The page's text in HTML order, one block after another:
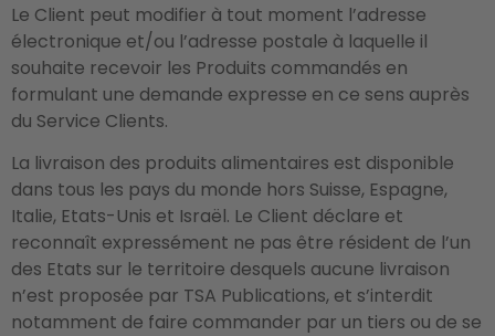
Le Client peut modifier à tout moment l’adresse
électronique et/ou l’adresse postale à laquelle il
souhaite recevoir les Produits commandés en
formulant une demande expresse en ce sens auprès
du Service Clients.
La livraison des produits alimentaires est disponible
dans tous les pays du monde hors Suisse, Espagne,
Italie, Etats-Unis et Israël. Le Client déclare et
reconnaît expressément ne pas être résident de l’un
des Etats sur le territoire desquels aucune livraison
n’est proposée par TSA Publications, et s’interdit
notamment de faire commander par un tiers ou de se